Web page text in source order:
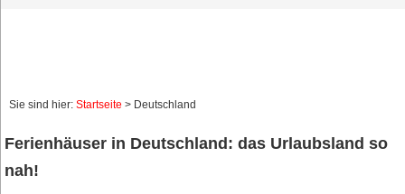
Sie sind hier: Startseite > Deutschland
Ferienhäuser in Deutschland: das Urlaubsland so
nah!